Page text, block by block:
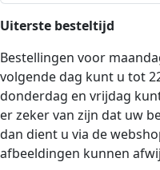
Uiterste besteltijd
Bestellingen voor
volgende dag kunt u tot
donderdag en vrijdag
er zeker van zijn dat uw
dan dient u via de
afbeeldingen kunnen